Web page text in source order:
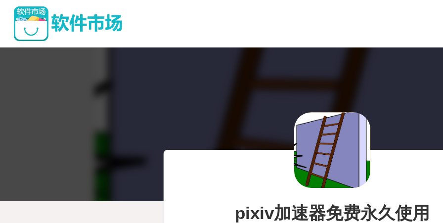
pixiv加速器免费永久使用